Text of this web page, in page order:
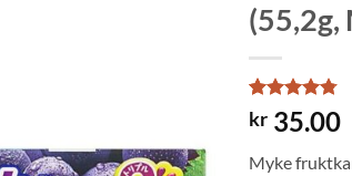
(55,2g,
Rated4.78
out of 5
9
customer
kr35.00
Myke